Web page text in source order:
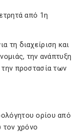
από 1η
τη διαχείριση και
την ανάπτυξη
προστασία των
ορίου από
χρόνο